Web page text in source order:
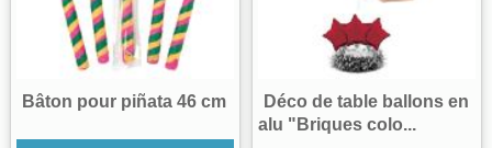
Bâton pour piñata 46 cm
Déco de table ballons en
alu "Briques colo...